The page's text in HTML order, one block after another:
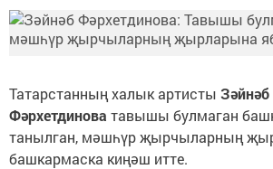
Татарстанның халык артисты Зәйнәб
Фәрхетдинова тавышы булмаган
танылган, мәшһүр җырчыларның
башкармаска киңәш итте.